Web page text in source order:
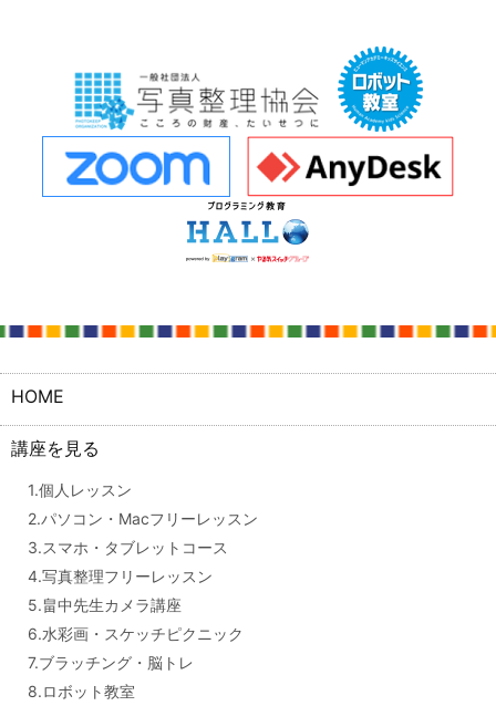
HOME
講座を見る
1.個人レッスン
2.パソコン・Macフリーレッスン
3.スマホ・タブレットコース
4.写真整理フリーレッスン
5.畠中先生カメラ講座
6.水彩画・スケッチピクニック
7.ブラッチング・脳トレ
8.ロボット教室